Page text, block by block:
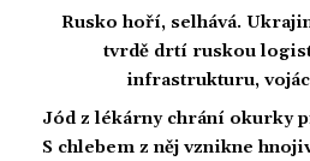
Rusko hoří, selhává.
tvrdě drtí ruskou
infrastrukturu,
Jód z lékárny chrání okurky
S chlebem z něj vznikne